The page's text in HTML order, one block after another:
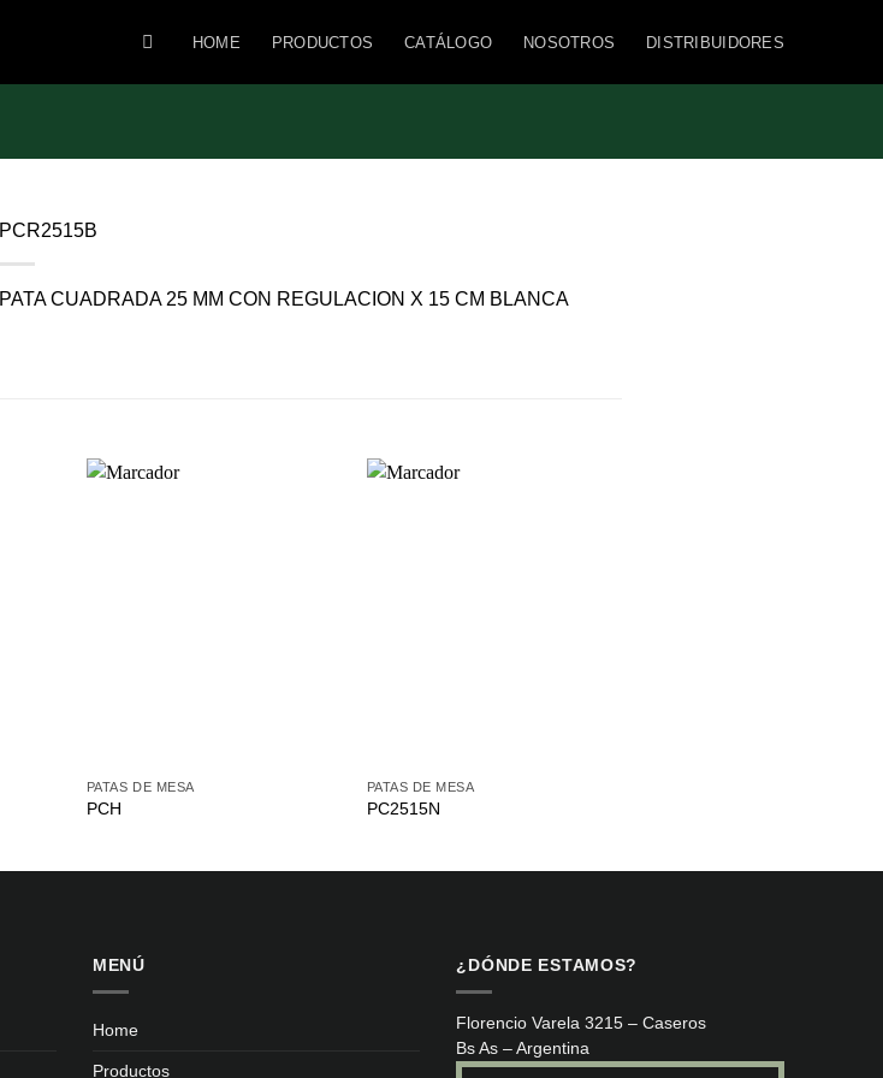
HOME PRODUCTOS CATÁLOGO NOSOTROS DISTRIBUIDORES
PCR2515B
PATA CUADRADA 25 MM CON REGULACION X 15 CM BLANCA
PATAS DE MESA
PCH
PATAS DE MESA
PC2515N
MENÚ
Home
Productos
¿DÓNDE ESTAMOS?
Florencio Varela 3215 – Caseros
Bs As – Argentina